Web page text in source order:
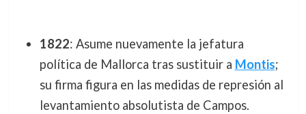
1822: Asume nuevamente la jefatura
política de Mallorca tras sustituir a Montis;
su firma figura en las medidas de represión al
levantamiento absolutista de Campos.